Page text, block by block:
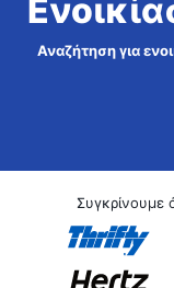
Αναζήτηση για
Συγκρίνουμε